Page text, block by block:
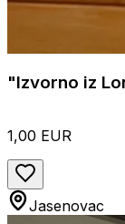
1,00 EUR
Jasenovac